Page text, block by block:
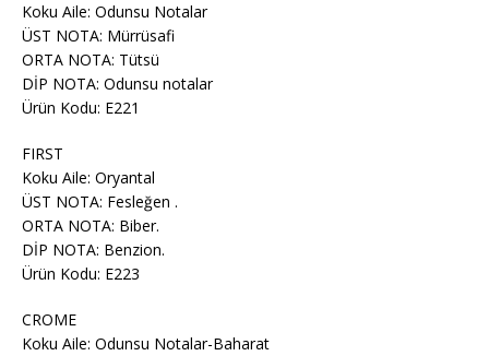
Koku Aile: Odunsu Notalar
ÜST NOTA: Mürrüsafi
ORTA NOTA: Tütsü
DİP NOTA: Odunsu notalar
Ürün Kodu: E221
FIRST
Koku Aile: Oryantal
ÜST NOTA: Fesleğen .
ORTA NOTA: Biber.
DİP NOTA: Benzion.
Ürün Kodu: E223
CROME
Koku Aile: Odunsu Notalar-Baharat